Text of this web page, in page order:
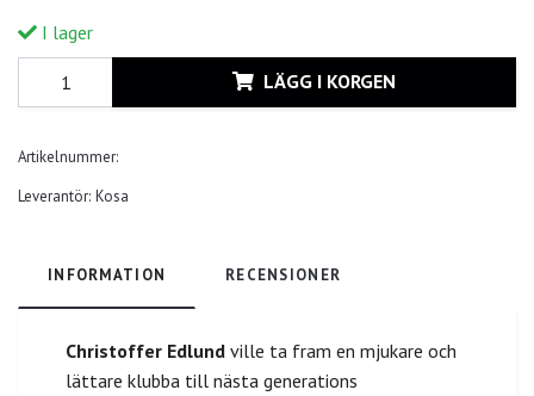
I lager
LÄGG I KORGEN
Artikelnummer:
Leverantör: Kosa
INFORMATION RECENSIONER
Christoffer Edlund ville ta fram en mjukare och
lättare klubba till nästa generations